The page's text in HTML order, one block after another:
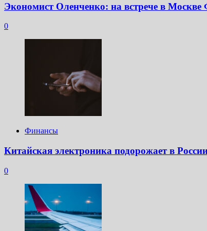
Экономист Оленченко: на встрече в
0
Финансы
Китайская электроника подорожает в
0